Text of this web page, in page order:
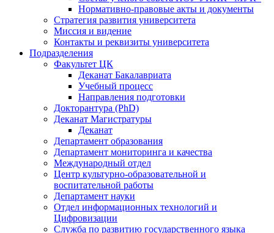
Нормативно-правовые акты и документы
Стратегия развития университета
Миссия и видение
Контакты и реквизиты университета
Подразделения
Факультет ЦК
Деканат Бакалавриата
Учебный процесс
Направления подготовки
Докторантура (PhD)
Деканат Магистратуры
Деканат
Департамент образования
Департамент мониторинга и качества
Международный отдел
Центр культурно-образовательной и
воспитательной работы
Департамент науки
Отдел информационных технологий и
Цифровизации
Служба по развитию государственного языка